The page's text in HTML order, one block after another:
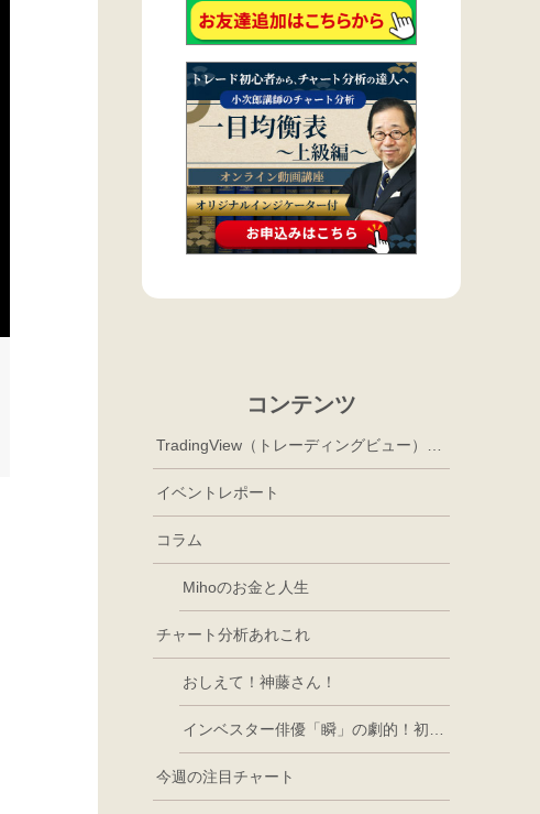
コンテンツ
イベントレポート
コラム
Mihoのお金と人生
チャート分析あれこれ
おしえて！神藤さん！
今週の注目チャート